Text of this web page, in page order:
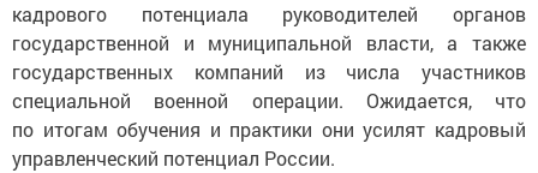
кадрового потенциала руководителей органов
государственной и муниципальной власти, а также
государственных компаний из числа участников
специальной военной операции. Ожидается, что
по итогам обучения и практики они усилят кадровый
управленческий потенциал России.